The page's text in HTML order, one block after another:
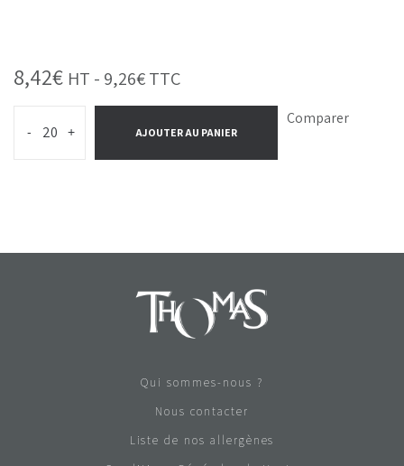
8,42€ HT - 9,26€TTC
- + AJOUTER AU PANIER
Comparer
Qui sommes-nous ?
Nous contacter
Liste de nos allergènes